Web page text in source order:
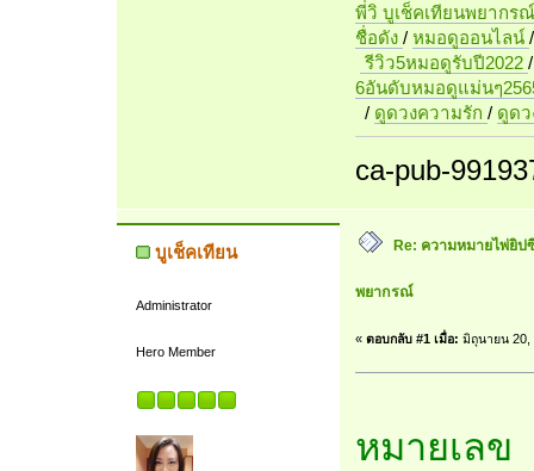
พี่วิ บูเช็คเทียนพยากร
ชื่อดัง / หมอดูออนไลน์
รีวิว5หมอดูรับปี2022
6อันดับหมอดูแม่นๆ
/ ดูดวงความรัก / ดูด
ca-pub-
บูเช็คเทียน
Administrator
Hero Member
Re: ความหมายไพ่ยิป
พยากรณ์
« ตอบกลับ #1 เมื่อ: มิถุนายน 20,
หมายเลข